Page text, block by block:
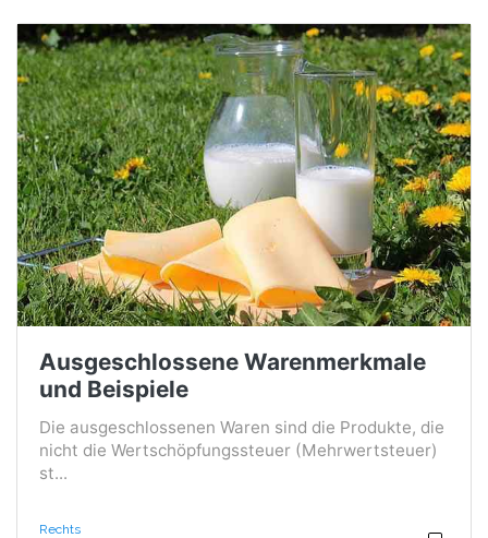
Ausgeschlossene Warenmerkmale
und Beispiele
Die ausgeschlossenen Waren sind die Produkte, die
nicht die Wertschöpfungssteuer (Mehrwertsteuer)
st...
Rechts